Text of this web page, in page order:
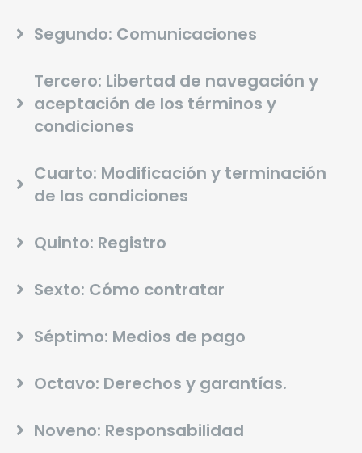
Segundo: Comunicaciones
Tercero: Libertad de navegación y
aceptación de los términos y
condiciones
Cuarto: Modificación y terminación
de las condiciones
Quinto: Registro
Sexto: Cómo contratar
Séptimo: Medios de pago
Octavo: Derechos y garantías.
Noveno: Responsabilidad